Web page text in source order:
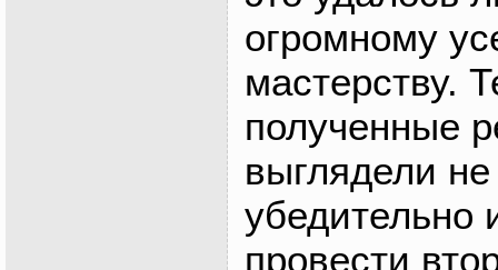
огромному
мастерству.
полученные
выглядели
провести